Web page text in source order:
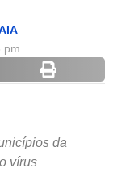
pm
da
vírus